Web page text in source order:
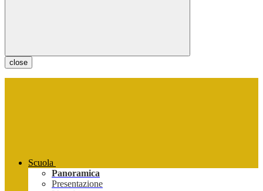
close
Scuola
Panoramica
Presentazione